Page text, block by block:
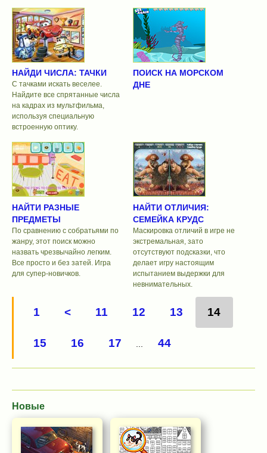
НАЙДИ ЧИСЛА: ТАЧКИ
С тачками искать веселее.
Найдите все спрятанные числа
на кадрах из мультфильма,
используя специальную
встроенную оптику.
ПОИСК НА МОРСКОМ
ДНЕ
НАЙТИ РАЗНЫЕ
ПРЕДМЕТЫ
По сравнению с собратьями по
жанру, этот поиск можно
назвать чрезвычайно легким.
Все просто и без затей. Игра
для супер-новичков.
НАЙТИ ОТЛИЧИЯ:
СЕМЕЙКА КРУДС
Маскировка отличий в игре не
экстремальная, зато
отсутствуют подсказки, что
делает игру настоящим
испытанием выдержки для
невнимательных.
1 < 11 12 13 14
15 16 17 44
Новые